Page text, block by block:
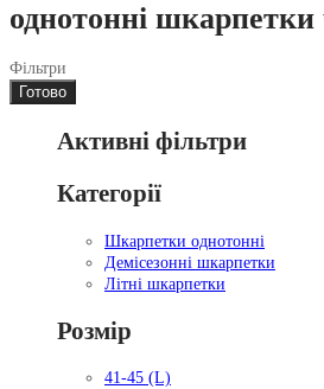
однотонні шкарпетки
Фільтри
Готово
Активні фільтри
Категорії
Шкарпетки однотонні
Демісезонні шкарпетки
Літні шкарпетки
Розмір
41-45 (L)